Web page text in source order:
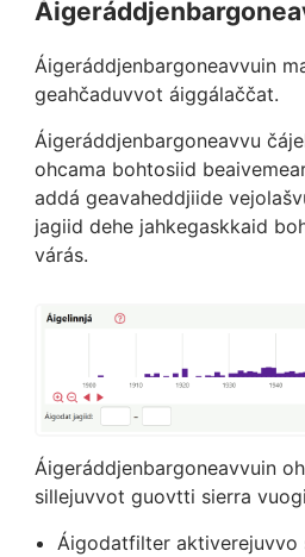
Áigeráddjenbargoneavvuin
geahčaduvvot áiggálaččat.
Áigeráddjenbargoneavvu
ohcama bohtosiid
addá geavaheddjiide
jagiid dehe jahkegaskkaid
várás.
Áigeráddjenbargoneavvuin
sillejuvvot guovtti sierra
Áigodatfilter aktiverejuvvo